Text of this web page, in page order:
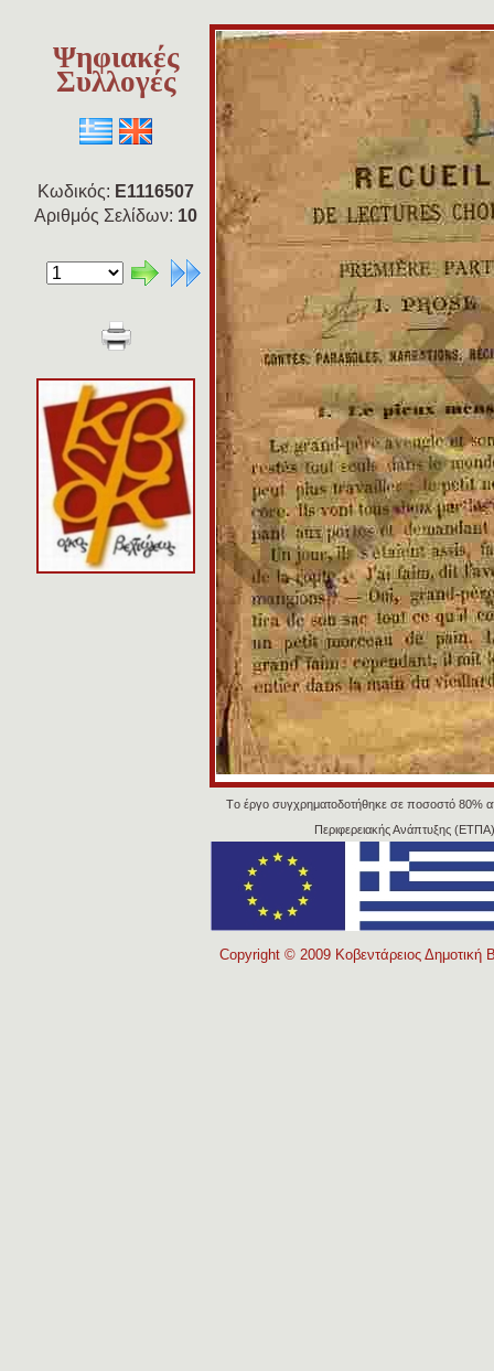
Ψηφιακές
Συλλογές
Κωδικός: E1116507
Αριθμός Σελίδων: 10
Tο έργο συγχρηματοδοτήθηκε σε ποσοστό
Περιφερειακής Ανάπτυξης
Copyright © 2009 Κοβεντάρειος Δημοτική